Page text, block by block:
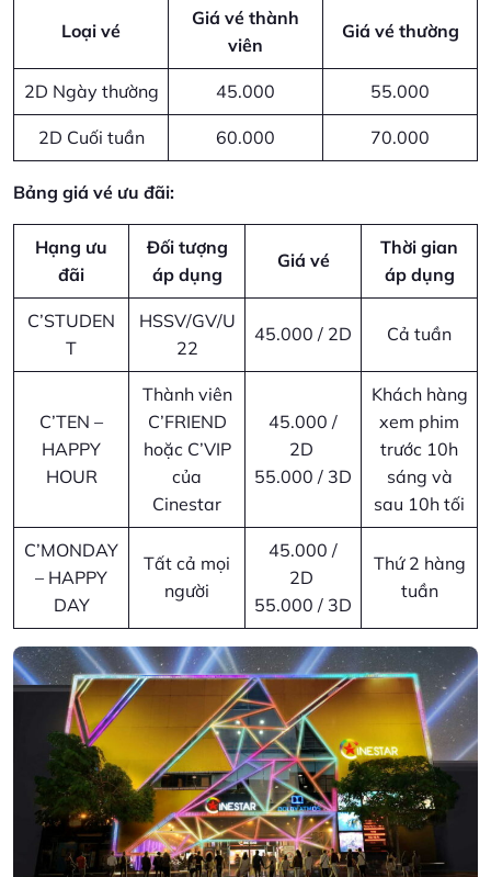
Loại vé
Giá vé thành
viên
Giá vé thường
2D Ngày thường 45.000 55.000
2D Cuối tuần 60.000 70.000
Bảng giá vé ưu đãi:
Hạng ưu
đãi
Đối tượng
áp dụng
Giá vé
Thời gian
áp dụng
C’STUDEN
T
HSSV/GV/U
22
45.000 / 2D Cả tuần
C’TEN –
HAPPY
HOUR
Thành viên
C’FRIEND
hoặc C’VIP
của
Cinestar
45.000 /
2D
55.000 / 3D
Khách hàng
xem phim
trước 10h
sáng và
sau 10h tối
C’MONDAY
– HAPPY
DAY
Tất cả mọi
người
45.000 /
2D
55.000 / 3D
Thứ 2 hàng
tuần